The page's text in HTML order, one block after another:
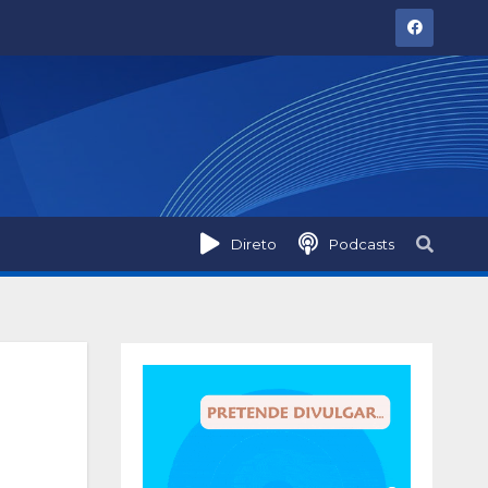
Direto Podcasts